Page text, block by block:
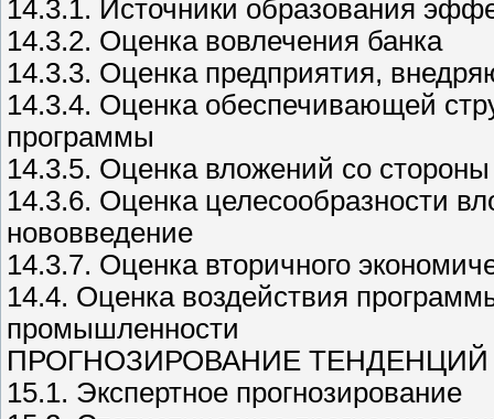
14.3.1. Источники образования
14.3.2. Оценка вовлечения банка
14.3.3. Оценка предприятия,
14.3.4. Оценка обеспечивающей
программы
14.3.5. Оценка вложений со
14.3.6. Оценка целесообразности
нововведение
14.3.7. Оценка вторичного
14.4. Оценка воздействия
промышленности
ПРОГНОЗИРОВАНИЕ
15.1. Экспертное прогнозирование